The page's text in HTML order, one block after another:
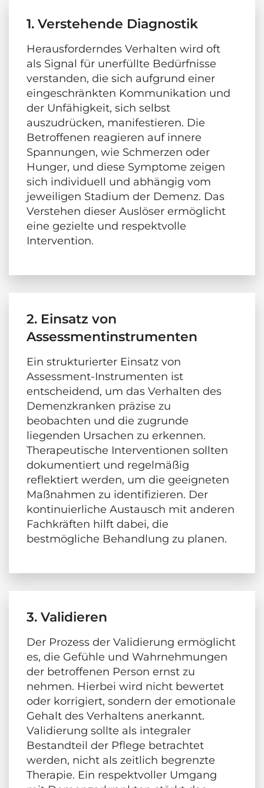
1. Verstehende Diagnostik
Herausforderndes Verhalten wird oft
als Signal für unerfüllte Bedürfnisse
verstanden, die sich aufgrund einer
eingeschränkten Kommunikation und
der Unfähigkeit, sich selbst
auszudrücken, manifestieren. Die
Betroffenen reagieren auf innere
Spannungen, wie Schmerzen oder
Hunger, und diese Symptome zeigen
sich individuell und abhängig vom
jeweiligen Stadium der Demenz. Das
Verstehen dieser Auslöser ermöglicht
eine gezielte und respektvolle
Intervention.
2. Einsatz von
Assessmentinstrumenten
Ein strukturierter Einsatz von
Assessment-Instrumenten ist
entscheidend, um das Verhalten des
Demenzkranken präzise zu
beobachten und die zugrunde
liegenden Ursachen zu erkennen.
Therapeutische Interventionen sollten
dokumentiert und regelmäßig
reflektiert werden, um die geeigneten
Maßnahmen zu identifizieren. Der
kontinuierliche Austausch mit anderen
Fachkräften hilft dabei, die
bestmögliche Behandlung zu planen.
3. Validieren
Der Prozess der Validierung ermöglicht
es, die Gefühle und Wahrnehmungen
der betroffenen Person ernst zu
nehmen. Hierbei wird nicht bewertet
oder korrigiert, sondern der emotionale
Gehalt des Verhaltens anerkannt.
Validierung sollte als integraler
Bestandteil der Pflege betrachtet
werden, nicht als zeitlich begrenzte
Therapie. Ein respektvoller Umgang